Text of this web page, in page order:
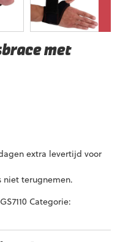
met
extra levertijd voor
niet terugnemen.
GS7110 Categorie: